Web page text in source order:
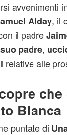
avvenimenti
Alday, il
il padre
padre,
relative alle
che
Blanca
puntate di